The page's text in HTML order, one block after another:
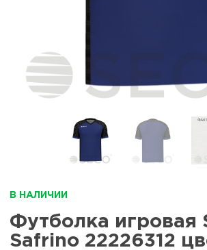
В НАЛИЧИИ
Футболка игровая
Safrino 22226312